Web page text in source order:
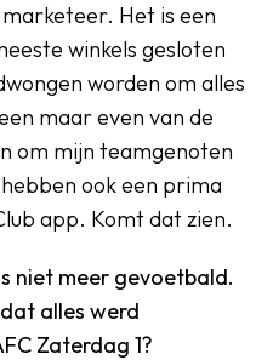
Het is een
winkels gesloten
worden om alles
maar even van de
om mijn teamgenoten
ook een prima
app. Komt dat zien.
niet meer gevoetbald.
alles werd
Zaterdag 1?